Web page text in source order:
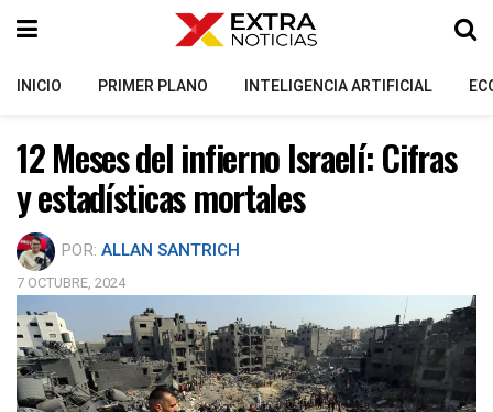
INICIO PRIMER PLANO INTELIGENCIA ARTIFICIAL
12 Meses del infierno Israelí: Cifras
y estadísticas mortales
POR: ALLAN SANTRICH
7 OCTUBRE, 2024